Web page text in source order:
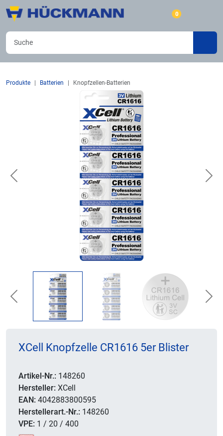
0
Produkte Batterien Knopfzellen-Batterien
Previous
Previous
XCell Knopfzelle CR1616 5er Blister
Artikel-Nr.: 148260
Hersteller: XCell
EAN: 4042883800595
Herstellerart.-Nr.: 148260
VPE: 1 / 20 / 400